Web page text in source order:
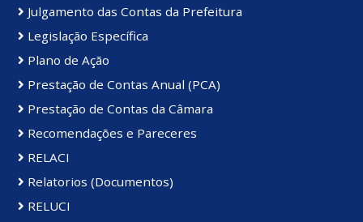
Julgamento das Contas da Prefeitura
Legislação Específica
Plano de Ação
Prestação de Contas Anual (PCA)
Prestação de Contas da Câmara
Recomendações e Pareceres
RELACI
Relatorios (Documentos)
RELUCI